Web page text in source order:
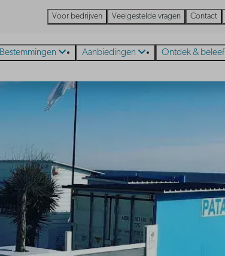
Voor bedrijven Veelgestelde vragen Contact
Bestemmingen Aanbiedingen Ontdek & beleef